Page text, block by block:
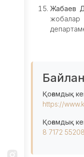
Жабаев
Қоғамдық
https://
Қоғамдық
8 7172